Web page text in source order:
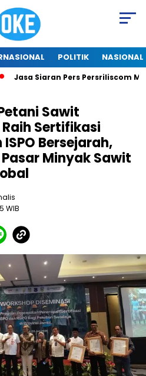
POLITIK NASIONAL
Pers Persriliscom Melayani
Sawit
Sertifikasi
ISPO Bersejarah,
Minyak Sawit
WIB